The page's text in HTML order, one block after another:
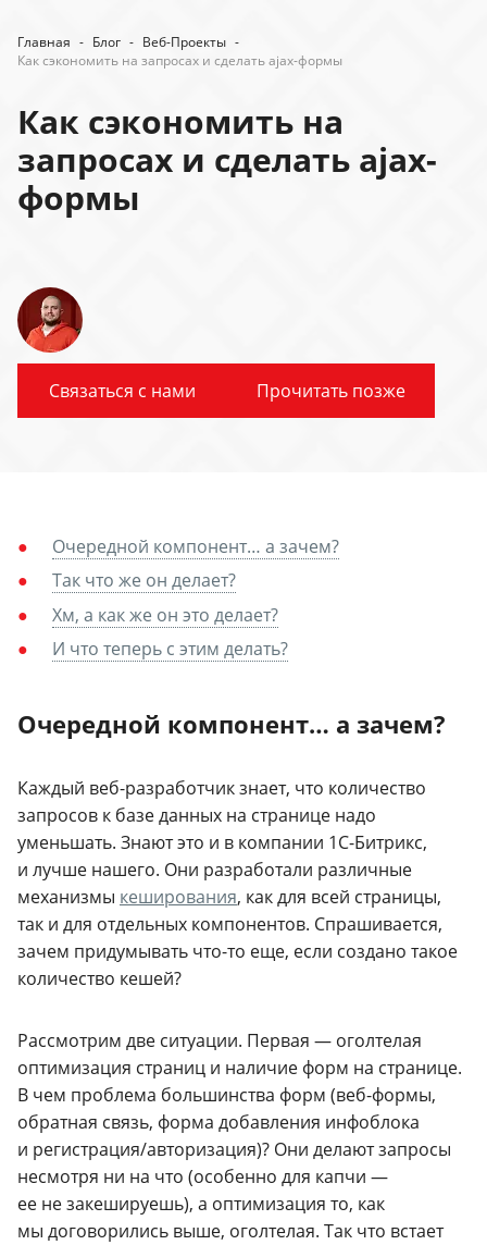
Главная - Блог - Веб-Проекты -
Как сэкономить на запросах и сделать ajax-формы
Как сэкономить на
запросах и сделать ajax-
формы
Связаться с нами Прочитать позже
Очередной компонент… а зачем?
Так что же он делает?
Хм, а как же он это делает?
И что теперь с этим делать?
Очередной компонент… а зачем?
Каждый веб-разработчикзнает, что количество
запросов к базе данных на странице надо
уменьшать. Знают это и в компании 1С-Битрикс,
и лучше нашего. Они разработали различные
механизмы кеширования, как для всей страницы,
так и для отдельных компонентов. Спрашивается,
зачем придумывать что-то еще, если создано такое
количество кешей?
Рассмотрим две ситуации. Первая — оголтелая
оптимизация страниц и наличие форм на странице.
В чем проблема большинства форм (веб-формы,
обратная связь, форма добавления инфоблока
и регистрация/авторизация)? Они делают запросы
несмотря ни на что (особенно для капчи —
ее не закешируешь), а оптимизация то, как
мы договорились выше, оголтелая. Так что встает